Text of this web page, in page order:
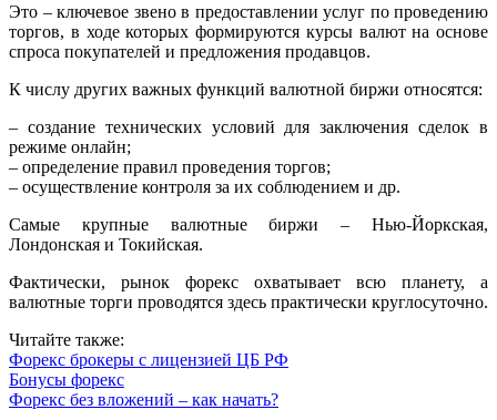
Это – ключевое звено в предоставлении услуг по проведению
торгов, в ходе которых формируются курсы валют на основе
спроса покупателей и предложения продавцов.
К числу других важных функций валютной биржи относятся:
– создание технических условий для заключения сделок в
режиме онлайн;
– определение правил проведения торгов;
– осуществление контроля за их соблюдением и др.
Самые крупные валютные биржи – Нью-Йоркская,
Лондонская и Токийская.
Фактически, рынок форекс охватывает всю планету, а
валютные торги проводятся здесь практически круглосуточно.
Читайте также:
Форекс брокеры с лицензией ЦБ РФ
Бонусы форекс
Форекс без вложений – как начать?